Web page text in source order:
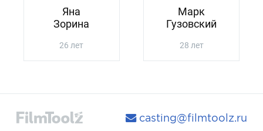
Яна
Зорина
26 лет
Марк
Гузовский
28 лет
casting@filmtoolz.ru